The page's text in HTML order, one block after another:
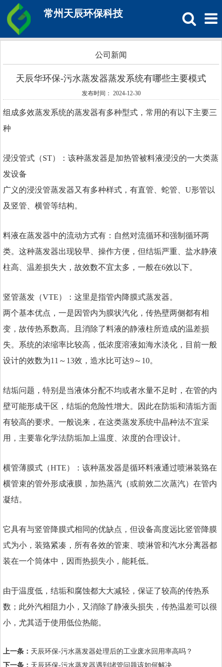
常州天辰环保科技
公司新闻
天辰华环保-污水蒸发器蒸发系统有哪些主要模式
发布时间： 2024-12-30
组成多效蒸发系统的蒸发器有多种型式，常用的有以下主要三
种
浸没管式（ST）：该种蒸发器是加热管被料液浸没的一大类蒸
发设备
广义的浸没管蒸发器又有多种样式，有直管、蛇管、U形管以
及竖管、横管等结构。
料液在蒸发器中的流动方式有：自然对流循环和强制循环两
类。这种蒸发器出现较早、操作方便，但结垢严重、盐水静液
柱高、温差损失大，故效数不宜太多，一般在6效以下。
竖管蒸发（VTE）：这里是指管内降膜式蒸发器。
两个基本优点，一是因管内为膜状汽化，传热壁两侧都有相
变，故传热系数高。且消除了料液的静液柱所造成的温差损
失。系统的浓缩率比较高，低浓度溶液如海水淡化，目前一般
设计的效数为11～13效，造水比可达9～10。
结垢问题，特别是当液体分配不均或者水量不足时，在管的内
壁可能形成干区，结垢的危险性增大。因此在防垢和清垢方面
有较高的要求。一般说来，在这类蒸发系统中晶种法不宜采
用，主要靠化学法防垢加上温度、浓度的合理设计。
横管薄膜式（HTE）：该种蒸发器是循环料液通过喷淋装臵在
横管束的管外形成液膜，加热蒸汽（或前效二次蒸汽）在管内
凝结。
它具有与竖管降膜式相同的优缺点，但设备高度远比竖管降膜
式为小，装臵紧凑，所有各效的管束、喷淋管和汽水分离器都
装在一个筒体中，因而热损失小，能耗低。
由于温度低，结垢和腐蚀都大大减轻，保证了较高的传热系
数；此外汽相阻力小，又消除了静液头损失，传热温差可以很
小，尤其适于使用低位热能。
上一条： 天辰环保-污水蒸发器处理后的工业废水回用率高吗？
下一条： 天辰环保-污水蒸发器遇到堵管问题该如何解决